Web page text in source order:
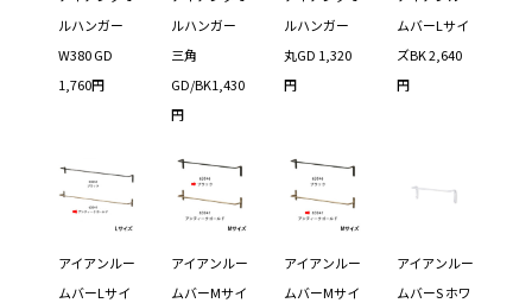
ルハンガー
W380 GD
1,760円
ルハンガー
三角
GD/BK1,430
円
ルハンガー
丸GD 1,320
円
ムバーLサイ
ズBK 2,640
円
アイアンルー
ムバーLサイ
アイアンルー
ムバーMサイ
アイアンルー
ムバーMサイ
アイアンルー
ムバーS ホワ